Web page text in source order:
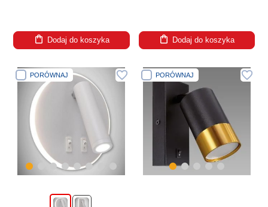
Dodaj do koszyka Dodaj do koszyka
PORÓWNAJ PORÓWNAJ